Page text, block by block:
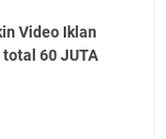
Video Iklan
60 JUTA